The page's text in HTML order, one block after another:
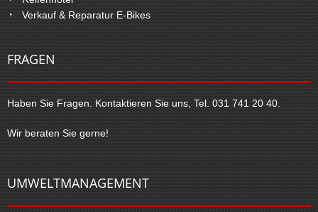
Verkauf & Reparatur E-Bikes
FRAGEN
Haben Sie Fragen. Kontaktieren Sie uns, Tel. 031 741 20 40.
Wir beraten Sie gerne!
UMWELTMANAGEMENT